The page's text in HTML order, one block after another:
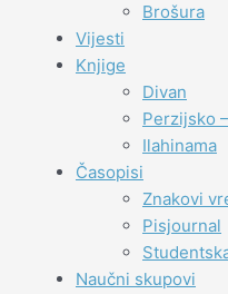
Brošura
Vijesti
Knjige
Divan
Perzijsko
Ilahinama
Časopisi
Znakovi
Pisjournal
Naučni skupovi